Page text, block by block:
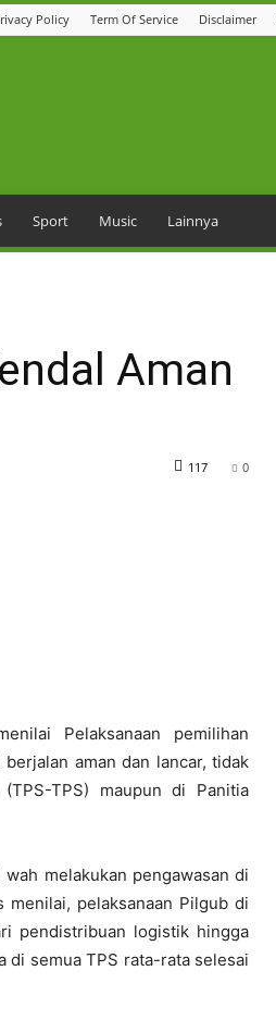
Policy Term Of Service Disclaimer
Sport Music Lainnya
Aman
0
117
Pelaksanaan pemilihan
aman dan lancar, tidak
TPS) maupun di Panitia
melakukan pengawasan di
menilai, pelaksanaan Pilgub di
pendistribuan logistik hingga
di semua TPS rata-rata selesai